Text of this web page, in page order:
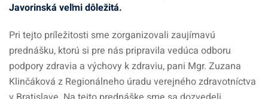
Javorinská veľmi dôležitá.
Pri tejto príležitosti sme zorganizovali zaujímavú
prednášku, ktorú si pre nás pripravila vedúca odboru
podpory zdravia a výchovy k zdraviu, pani Mgr. Zuzana
Klinčáková z Regionálneho úradu verejného zdravotníctva